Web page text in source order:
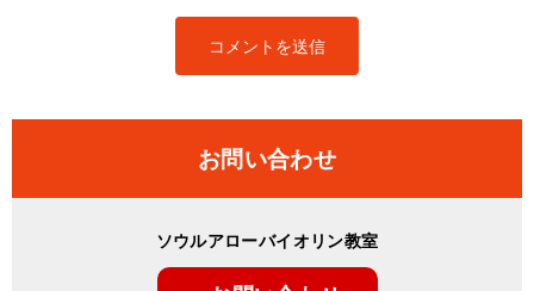
お問い合わせ
ソウルアローバイオリン教室